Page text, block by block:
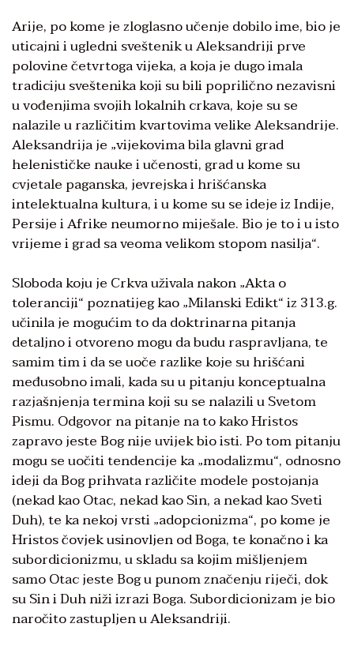
Arije, po kome je zloglasno učenje dobilo ime, bio je
uticajni i ugledni sveštenik u Aleksandriji prve
polovine četvrtoga vijeka, a koja je dugo imala
tradiciju sveštenika koji su bili poprilično nezavisni
u vođenjima svojih lokalnih crkava, koje su se
nalazile u različitim kvartovima velike Aleksandrije.
Aleksandrija je „vijekovima bila glavni grad
helenističke nauke i učenosti, grad u kome su
cvjetale paganska, jevrejska i hrišćanska
intelektualna kultura, i u kome su se ideje iz Indije,
Persije i Afrike neumorno miješale. Bio je to i u isto
vrijeme i grad sa veoma velikom stopom nasilja“.
Sloboda koju je Crkva uživala nakon „Akta o
toleranciji“ poznatijeg kao „Milanski Edikt“ iz 313.g.
učinila je mogućim to da doktrinarna pitanja
detaljno i otvoreno mogu da budu raspravljana, te
samim tim i da se uoče razlike koje su hrišćani
međusobno imali, kada su u pitanju konceptualna
razjašnjenja termina koji su se nalazili u Svetom
Pismu. Odgovor na pitanje na to kako Hristos
zapravo jeste Bog nije uvijek bio isti. Po tom pitanju
mogu se uočiti tendencije ka „modalizmu“, odnosno
ideji da Bog prihvata različite modele postojanja
(nekad kao Otac, nekad kao Sin, a nekad kao Sveti
Duh), te ka nekoj vrsti „adopcionizma“, po kome je
Hristos čovjek usinovljen od Boga, te konačno i ka
subordicionizmu, u skladu sa kojim mišljenjem
samo Otac jeste Bog u punom značenju riječi, dok
su Sin i Duh niži izrazi Boga. Subordicionizam je bio
naročito zastupljen u Aleksandriji.